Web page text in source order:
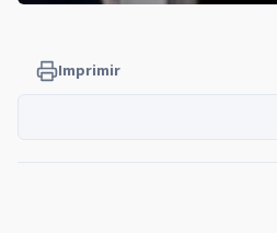
Imprimir